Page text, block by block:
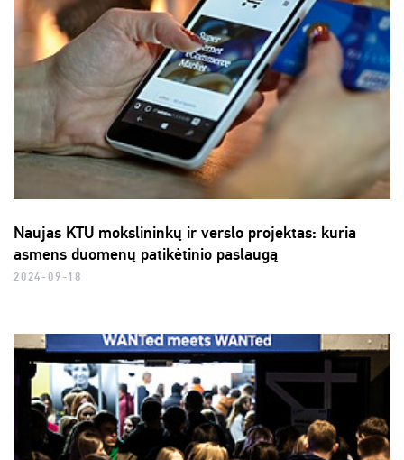
Naujas KTU mokslininkų ir verslo projektas: kuria
asmens duomenų patikėtinio paslaugą
2024-09-18